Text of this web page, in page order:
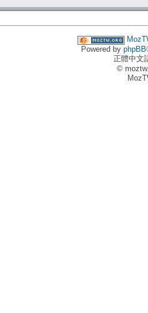
Powered by phpBB
正體中文
©